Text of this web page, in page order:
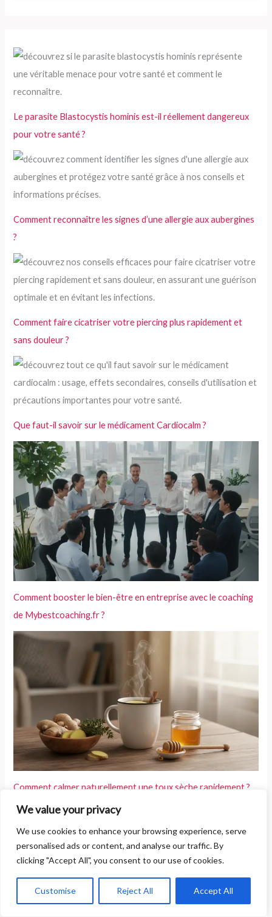
We value your privacy
We use cookies to enhance your browsing experience, serve
personalised ads or content, and analyse our traffic. By
clicking "Accept All", you consent to our use of cookies.
Customise Reject All Accept All
e
e
r
Le parasite Blastocystis hominis est-il réellement dangereux
pour votre santé ?
Comment reconnaître les signes d’une allergie aux aubergines
?
Comment faire cicatriser votre piercing plus rapidement et
sans douleur ?
Que faut-il savoir sur le médicament Cardiocalm ?
Comment booster le bien-être en entreprise avec le coaching
de Mybestcoaching.fr ?
Comment calmer naturellement une toux sèche rapidement ?
Quelle est l’espérance de vie après un infarctus et que faut-il
savoir pour mieux vivre au quotidien ?